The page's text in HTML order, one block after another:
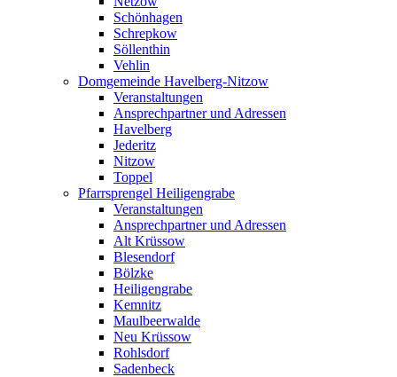
Schönhagen
Schrepkow
Söllenthin
Vehlin
Domgemeinde Havelberg-Nitzow
Veranstaltungen
Ansprechpartner und Adressen
Havelberg
Jederitz
Nitzow
Toppel
Pfarrsprengel Heiligengrabe
Veranstaltungen
Ansprechpartner und Adressen
Alt Krüssow
Blesendorf
Bölzke
Heiligengrabe
Kemnitz
Maulbeerwalde
Neu Krüssow
Rohlsdorf
Sadenbeck